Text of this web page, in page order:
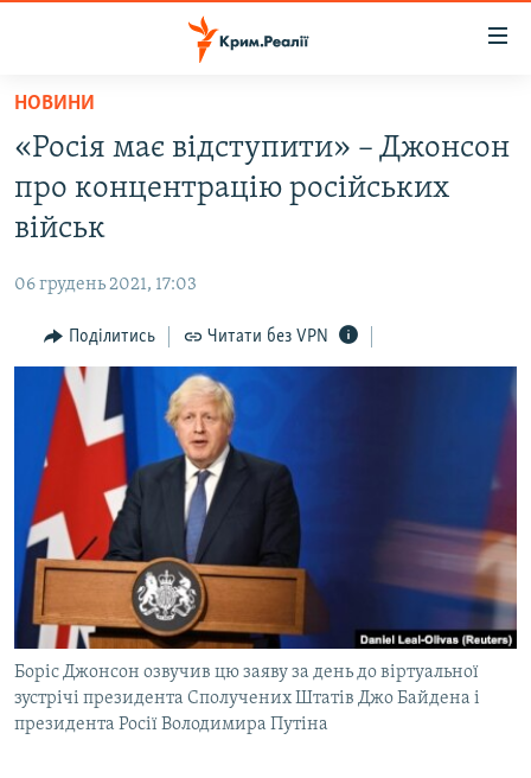
Перейти
основного
матеріалу
Перейти
до
основної
навігації
Перейти
до
пошуку
ВІДЕО ТА ФОТО
БЛОГИ
ПОГЛЯД
ІНТЕРВ'Ю
ВСЕ ЗА ДЕНЬ
СПЕЦПРОЕКТИ
ДЕПОРТАЦІЯ
ВІДЕОУРОКИ «ELIFBE»
СВІДЧЕННЯ ОКУПАЦІЇ
УКРАЇНСЬКА ПРОБЛЕМА КРИМУ
ІНФОГРАФІКА
ЯК ОБІЙТИ БЛОКУВАННЯ
Русский
Qırımtatar
ДОЛУЧАЙСЯ!
НОВИНИ
«Росія має відступити» – Джонсон
про концентрацію російських
військ
06 грудень 2021, 17:03
Поділитись Читати без VPN
Боріс Джонсон озвучив цю заяву за день до віртуальної
зустрічі президента Сполучених Штатів Джо Байдена і
президента Росії Володимира Путіна